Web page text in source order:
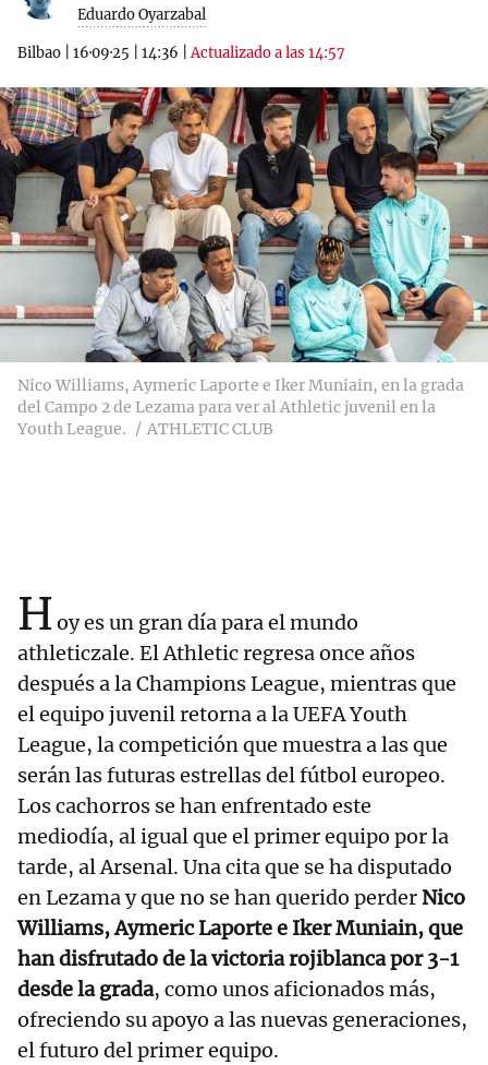
Eduardo Oyarzabal
Bilbao 16·09·25 14:36 |Actualizado a las 14:57
Nico Williams, Aymeric Laporte e Iker Muniain, en la grada
del Campo 2 de Lezama para ver al Athletic juvenil en la
Youth League.
ATHLETIC CLUB
H oy es un gran día para el mundo
athleticzale. El Athletic regresa once años
después a la Champions League, mientras que
el equipo juvenil retorna a la UEFA Youth
League, la competición que muestra a las que
serán las futuras estrellas del fútbol europeo.
Los cachorros se han enfrentado este
mediodía, al igual que el primer equipo por la
tarde, al Arsenal. Una cita que se ha disputado
en Lezama y que no se han querido perder Nico
Williams, Aymeric Laporte e Iker Muniain, que
han disfrutado de la victoria rojiblanca por 3-1
desde la grada, como unos aficionados más,
ofreciendo su apoyo a las nuevas generaciones,
el futuro del primer equipo.